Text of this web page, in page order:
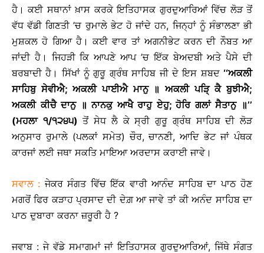
ਹੈ। ਕਈ ਸਥਾਨਾਂ ਖ਼ਾਸ ਕਰਕੇ ਇਤਿਹਾਸਕ ਗੁਰਦੁਆਰਿਆਂ ਵਿੱਚ ਲੋੜ ਤੋਂ
ਵੱਧ ਵੱਡੀ ਗਿਣਤੀ ’ਚ ਰੁਮਾਲੇ ਭੇਟ ਹੋ ਜਾਂਦੇ ਹਨ, ਜਿਨ੍ਹਾਂ ਨੂੰ ਸੰਭਾਲਣਾ ਭੀ
ਮੁਸ਼ਕਲ ਹੋ ਗਿਆ ਹੈ। ਕਈ ਵਾਰ ਤਾਂ ਅਗਨੀਭੇਟ ਕਰਨ ਦੀ ਨੌਬਤ ਆ
ਜਾਂਦੀ ਹੈ। ਜਿਹੜੀ ਕਿ ਆਪਣੇ ਆਪ ’ਚ ਇੱਕ ਬੇਅਦਬੀ ਅਤੇ ਪੈਸੇ ਦੀ
ਬਰਬਾਦੀ ਹੈ। ਸਿੱਖਾਂ ਨੂੰ ਗੁਰੂ ਗ੍ਰੰਥ ਸਾਹਿਬ ਜੀ ਦੇ ਇਸ ਸ਼ਬਦ ‘‘ਅਕਲੀ
ਸਾਹਿਬੁ ਸੇਵੀਐ;ਅਕਲੀ ਪਾਈਐ ਮਾਨੁ ॥ ਅਕਲੀ ਪੜਿ੍ ਕੈ ਬੁਝੀਐ;
ਅਕਲੀ ਕੀਚੈ ਦਾਨੁ ॥ ਨਾਨਕੁ ਆਖੈ ਰਾਹੁ ਏਹੁ;ਹੋਰਿ ਗਲਾਂ ਸੈਤਾਨੁ ॥’’
(ਮਹਲਾ ੧/੧੨੪੫) ਤੋਂ ਸੇਧ ਲੈ ਕੇ ਸ੍ਰੀ ਗੁਰੂ ਗ੍ਰੰਥ ਸਾਹਿਬ ਦੀ ਲੋੜ
ਅਨੁਸਾਰ ਰੁਮਾਲੇ (ਪਲਕਾਂ ਸਮੇਤ) ਚੌਰ, ਚਾਨਣੀ, ਆਦਿ ਭੇਟ ਜਾਂ ਪੰਥਕ
ਕਾਰਜਾਂ ਲਈ ਜਥਾ ਸਕਤਿ ਮਾਇਆ ਅਰਦਾਸ ਕਰਾਈ ਜਾਵੇ।
ਸਵਾਲ : ਜੇਕਰ ਸੰਗਤ ਵਿੱਚ ਇੱਕ ਵਾਰੀ ਆਨੰਦ ਸਾਹਿਬ ਦਾ ਪਾਠ ਹੋਣ
ਮਗਰੋਂ ਫਿਰ ਕੜਾਹ ਪ੍ਰਸਾਦ ਦੀ ਦੇਗ਼ ਆ ਜਾਵੇ ਤਾਂ ਕੀ ਅਨੰਦ ਸਾਹਿਬ ਦਾ
ਪਾਠ ਦੁਬਾਰਾ ਕਰਨਾ ਜ਼ਰੂਰੀ ਹੈ ?
ਜਵਾਬ : ਜੇ ਵੱਡੇ ਸਮਾਗਮਾਂ ਜਾਂ ਇਤਿਹਾਸਕ ਗੁਰਦੁਆਰਿਆਂ, ਜਿੱਥੇ ਸੰਗਤ